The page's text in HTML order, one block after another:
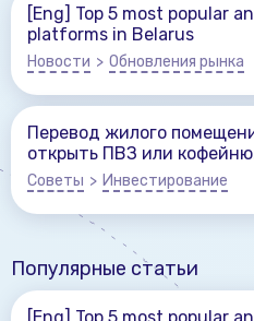
[Eng] Top 5 most popular
platforms in Belarus
Новости > Обновления рынка
Перевод жилого
открыть ПВЗ или
Советы > Инвестирование
Популярные статьи
[Eng] Top 5 most popular